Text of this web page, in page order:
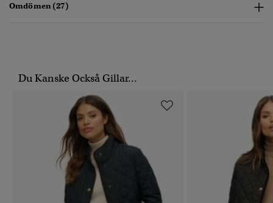
Omdömen (27)
Du Kanske Också Gillar...